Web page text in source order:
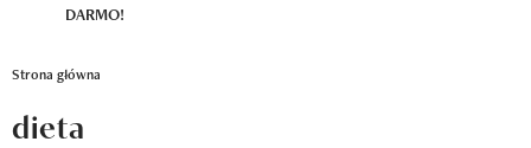
DARMO!
Strona główna
dieta